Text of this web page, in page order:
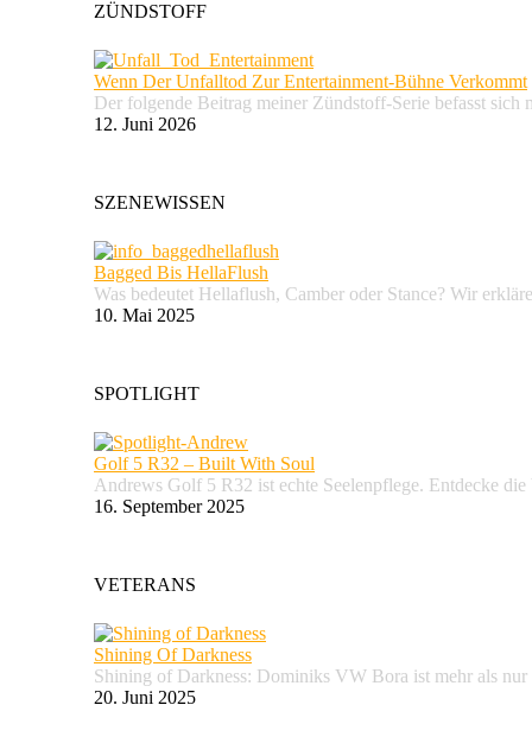
ZÜNDSTOFF
Wenn Der Unfalltod Zur Entertainment-Bühne Verkommt
Der folgende Beitrag meiner Zündstoff-Serie befasst
12. Juni 2026
SZENEWISSEN
Bagged Bis HellaFlush
Was bedeutet Hellaflush, Camber oder Stance? Wir
10. Mai 2025
SPOTLIGHT
Golf 5 R32 – Built With Soul
Andrews Golf 5 R32 ist echte Seelenpflege. Entdecke
16. September 2025
VETERANS
Shining Of Darkness
Shining of Darkness: Dominiks VW Bora ist mehr als
20. Juni 2025